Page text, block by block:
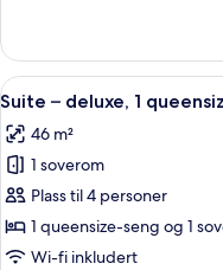
sovesofa
–
deluxe,
1
seng
med
Åpne
alle
bildene
av
Suite
–
deluxe,
4
Suite – deluxe, 1
46 m²
1 soverom
Plass til 4 personer
1 queensize-seng og 1
Wi-fi inkludert